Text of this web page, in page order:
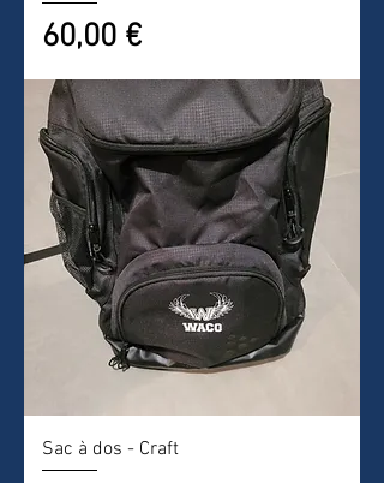
Prix
60,00 €
Sac à dos - Craft